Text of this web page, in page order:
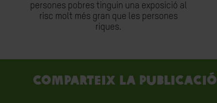
persones pobres tinguin una exposició al
risc molt més gran que les persones
riques.
Comparteix la publicació